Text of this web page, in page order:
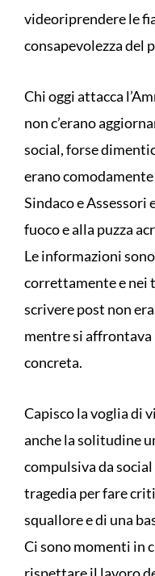
videoriprendere le
consapevolezza del
Chi oggi attacca
non c’erano
social, forse
erano
Sindaco e Assessori
fuoco e alla puzza
Le informazioni
correttamente e nei
scrivere post non
mentre si affrontava
concreta.
Capisco la voglia di
anche la solitudine
compulsiva da
tragedia per fare
squallore e di una
Ci sono momenti in